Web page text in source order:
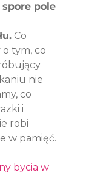
spore pole
Co
o tym, co
nie
co
i
robi
w pamięć.
bycia w